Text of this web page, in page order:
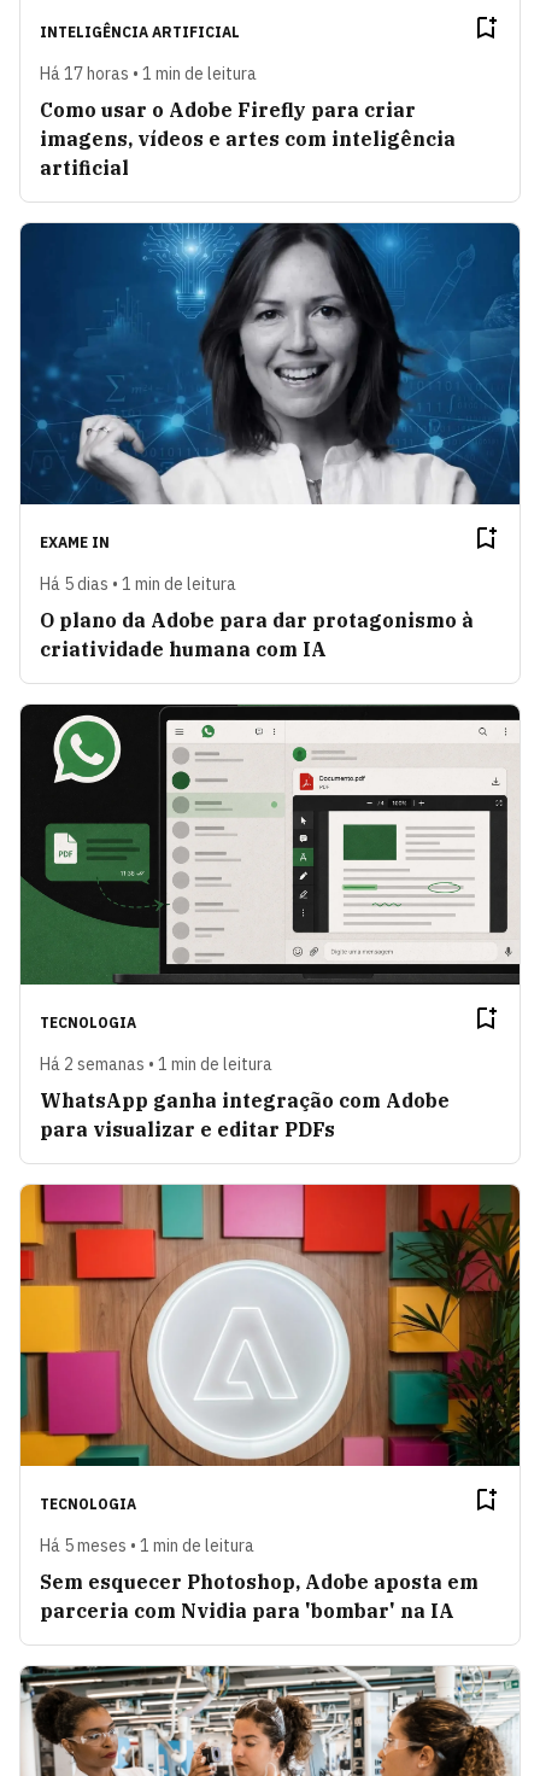
INTELIGÊNCIA ARTIFICIAL
Há 17 horas • 1 min de leitura
Como usar o Adobe Firefly para criar
imagens, vídeos e artes com inteligência
artificial
EXAME IN
Há 5 dias • 1 min de leitura
O plano da Adobe para dar protagonismo à
criatividade humana com IA
TECNOLOGIA
Há 2 semanas • 1 min de leitura
WhatsApp ganha integração com Adobe
para visualizar e editar PDFs
TECNOLOGIA
Há 5 meses • 1 min de leitura
Sem esquecer Photoshop, Adobe aposta em
parceria com Nvidia para 'bombar' na IA